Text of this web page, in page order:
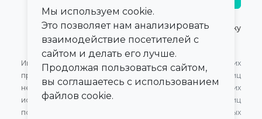
© 2021 — 2026,ПроКлинику
Информация,
представленная на сайте,
не может быть
использована для
постановки диагноза,
Оферта для Юридических
лиц
Оферта для Физических
лиц
Обработка персональных
Мы используем cookie.
Это позволяет нам анализировать
взаимодействие посетителей с
сайтом и делать его лучше.
Продолжая пользоваться сайтом,
вы соглашаетесь с использованием
файлов cookie.